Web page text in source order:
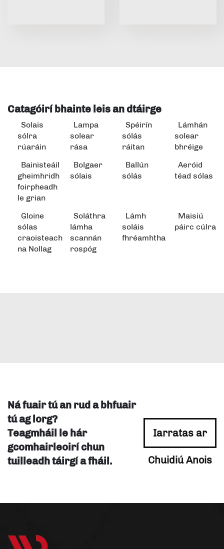
Catagóirí bhainte leis an dtáirge
Solais
sólra
rúaráin
Lampa
solear
rása
Spéirín
sólás
ráitan
Lámhán
solear
bhréige
Bainisteáil
gheimhridh
foirpheadh
le grian
Bolgaer
sólais
Ballún
sólás
Aeróid
téad sólas
Gloine
sólas
craoisteach
na Nollag
Soláthra
lámha
scannán
rospóg
Lámh
soláis
fhréamhtha
Maisiú
páirc cúlra
Ná fuair tú an rud a bhfuair
tú ag lorg?
Teagmháil le hár
gcomhairleoirí chun
tuilleadh táirgí a fháil.
Iarratas ar
Chuidiú Anois